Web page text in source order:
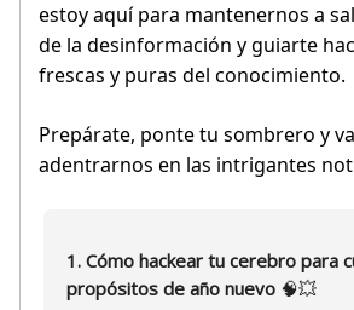
estoy aquí para mantenernos a
de la desinformación y guiarte
frescas y puras del conocimiento.
Prepárate, ponte tu sombrero y
adentrarnos en las intrigantes
1. Cómo hackear tu cerebro para
propósitos de año nuevo 🧠💥